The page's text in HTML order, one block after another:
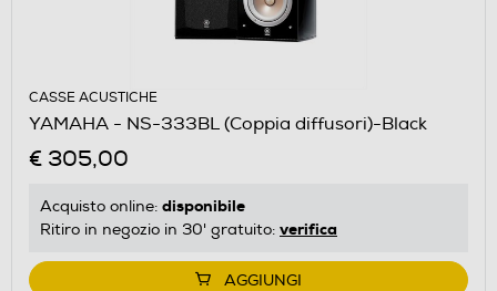
CASSE ACUSTICHE
YAMAHA - NS-333BL (Coppia diffusori)-Black
€ 305,00
Acquisto online: disponibile
Ritiro in negozio in 30' gratuito: verifica
AGGIUNGI